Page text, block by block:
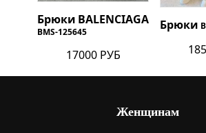
Брюки BALENCIAGA
BMS-125645
17000 РУБ
Брюки
Женщинам